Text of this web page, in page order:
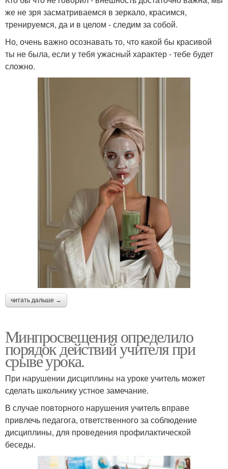
же не зря засматриваемся в зеркало, красимся,
тренируемся, да и в целом - следим за собой.
Но, очень важно осознавать то, что какой бы красивой
ты не была, если у тебя ужасный характер - тебе будет
сложно.
читать дальше →
Минпросвещения определило
порядок действий учителя при
срыве урока.
При нарушении дисциплины на уроке учитель может
сделать школьнику устное замечание.
В случае повторного нарушения учитель вправе
привлечь педагога, ответственного за соблюдение
дисциплины, для проведения профилактической
беседы.